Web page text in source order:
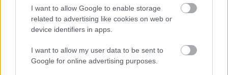
I want to allow Google to enable storage
related to advertising like cookies on web or
device identifiers in apps.
I want to allow my user data to be sent to
Google for online advertising purposes.